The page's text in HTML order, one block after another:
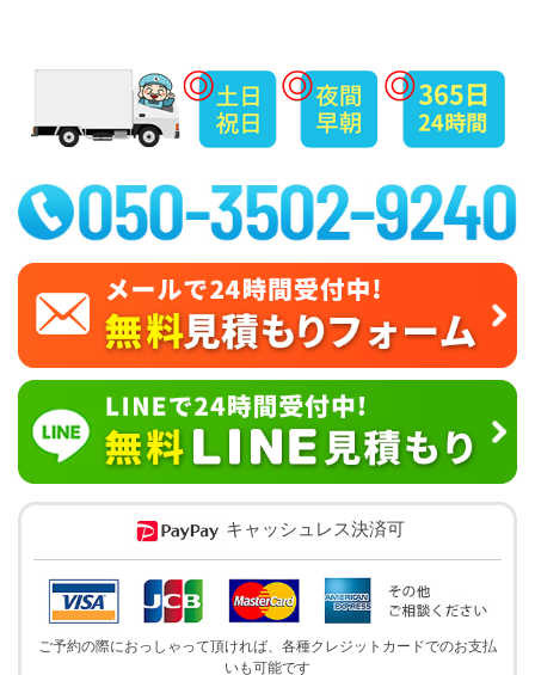
キャッシュレス決済可
ご予約の際におっしゃって頂ければ、各種クレジットカードでのお支払
いも可能です